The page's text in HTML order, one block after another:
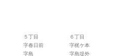
５丁目 ６丁目
字春日前 字梶ケ本
字島 字島堤外